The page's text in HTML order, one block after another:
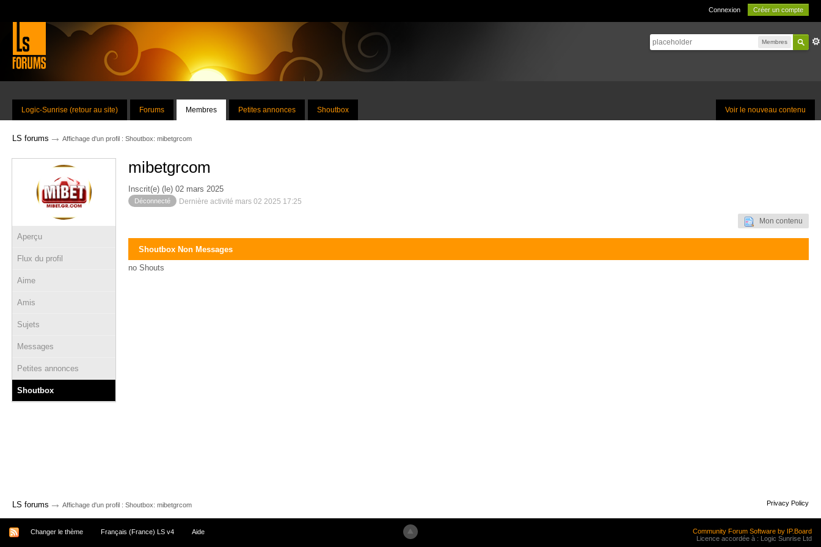
Connexion Créer un compte
Membres
Voir le nouveau contenu
Logic-Sunrise (retour au site) Forums Membres Petites annonces Shoutbox
LS forums → Affichage d'un profil : Shoutbox: mibetgrcom
Aperçu
Flux du profil
Aime
Amis
Sujets
Messages
Petites annonces
Shoutbox
mibetgrcom
Inscrit(e) (le) 02 mars 2025
Déconnecté Dernière activité mars 02 2025 17:25
Mon contenu
Shoutbox Non Messages
no Shouts
LS forums → Affichage d'un profil : Shoutbox: mibetgrcom Privacy Policy
Changer le thème Français (France) LS v4 Aide
Community Forum Software by IP.Board
Licence accordée à : Logic Sunrise Ltd